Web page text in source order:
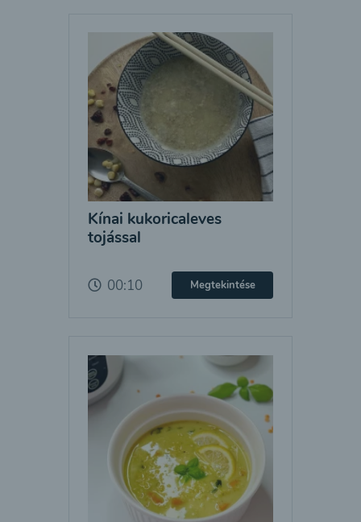
Kínai kukoricaleves
tojással
00:10 Megtekintése